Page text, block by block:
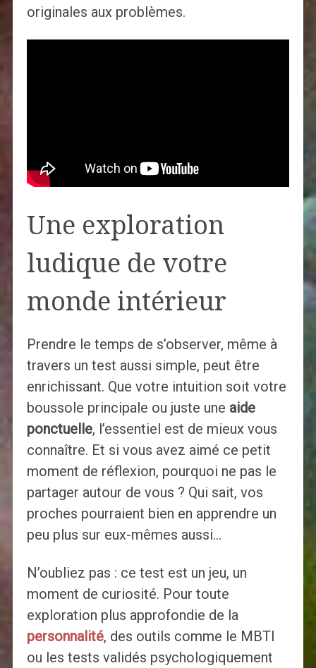
originales aux problèmes.
Une exploration
ludique de votre
monde intérieur
Prendre le temps de s’observer, même à
travers un test aussi simple, peut être
enrichissant. Que votre intuition soit votre
boussole principale ou juste une aide
ponctuelle, l’essentiel est de mieux vous
connaître. Et si vous avez aimé ce petit
moment de réflexion, pourquoi ne pas le
partager autour de vous ? Qui sait, vos
proches pourraient bien en apprendre un
peu plus sur eux-mêmes aussi…
N’oubliez pas : ce test est un jeu, un
moment de curiosité. Pour toute
exploration plus approfondie de la
personnalité, des outils comme le MBTI
ou les tests validés psychologiquement